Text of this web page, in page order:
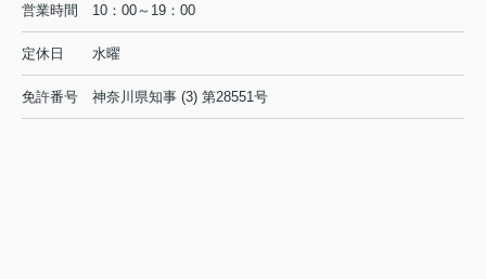
営業時間 10：00～19：00
定休日 水曜
免許番号 神奈川県知事 (3) 第28551号